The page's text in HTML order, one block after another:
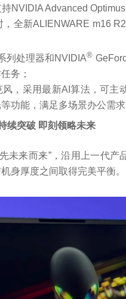
NVIDIA Advanced
全新ALIENWARE m16
列处理器和NVIDIA®
务；
，采用最新AI算法，可主
功能，满足多场景办公需求
续突破 即刻领略未来
未来而来”，沿用上一代
身厚度之间取得完美平衡。